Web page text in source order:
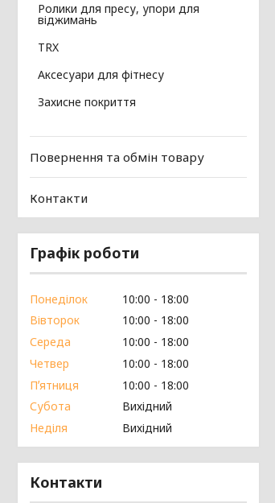
Ролики для пресу, упори для
віджимань
TRX
Аксесуари для фітнесу
Захисне покриття
Повернення та обмін товару
Контакти
Графік роботи
Понеділок 10:00
18:00
Вівторок
10:00
18:00
Середа
10:00
18:00
Четвер
10:00
18:00
Пʼятниця
10:00
18:00
Субота
Вихідний
Неділя
Вихідний
Контакти